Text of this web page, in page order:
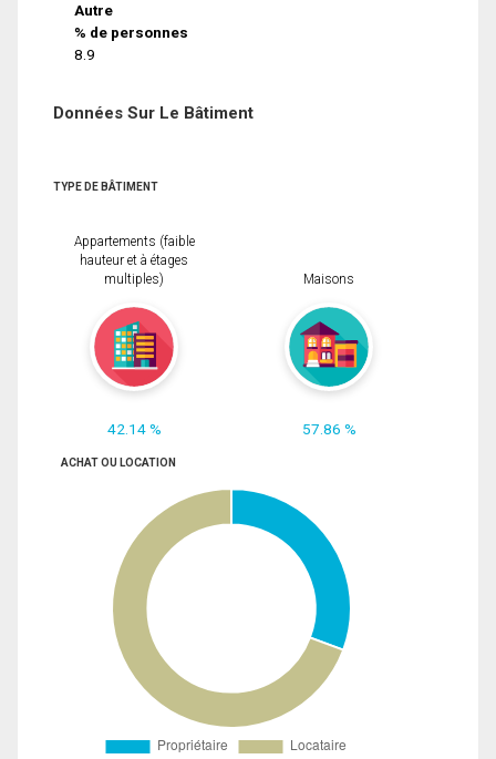
Autre
% de personnes
8.9
Données Sur Le Bâtiment
TYPE DE BÂTIMENT
Appartements (faible
hauteur et à étages
multiples)
42.14 %
Maisons
57.86 %
ACHAT OU LOCATION